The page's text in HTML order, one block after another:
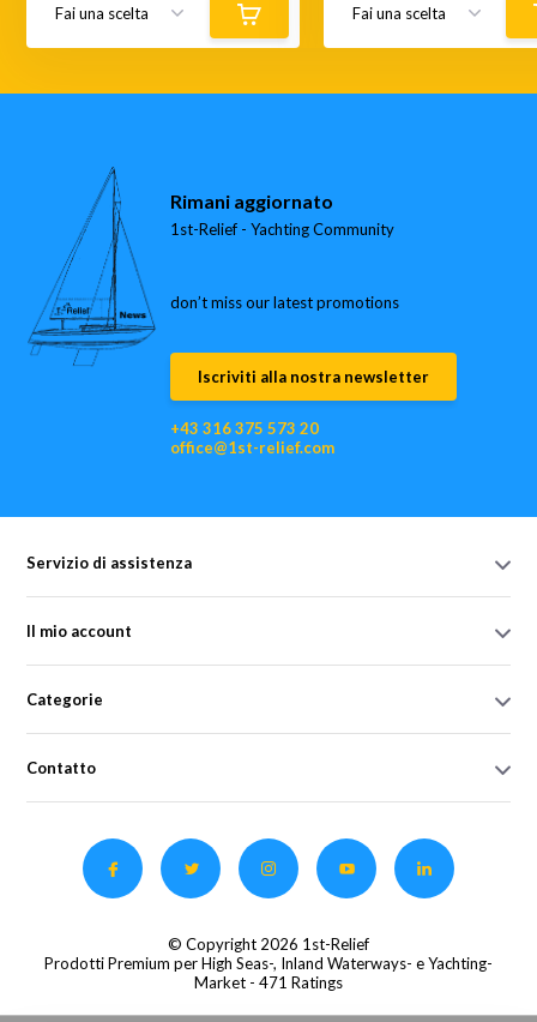
Rimani aggiornato
1st-Relief - Yachting Community
don’t miss our latest promotions
Iscriviti alla nostra newsletter
+43 316 375 573 20
office@1st-relief.com
Servizio di assistenza
Il mio account
Categorie
Contatto
© Copyright 2026 1st-Relief
Prodotti Premium per High Seas-, Inland Waterways- e Yachting-
Market - 471 Ratings